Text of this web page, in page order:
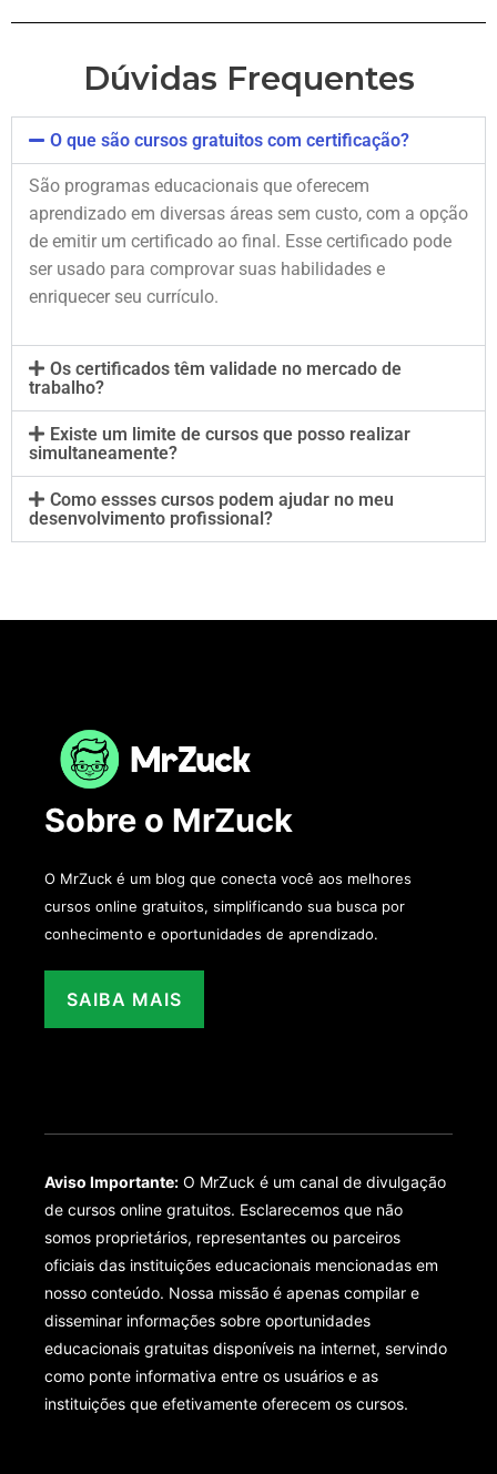
Dúvidas Frequentes
O que são cursos gratuitos com certificação?
São programas educacionais que oferecem
aprendizado em diversas áreas sem custo, com a opção
de emitir um certificado ao final. Esse certificado pode
ser usado para comprovar suas habilidades e
enriquecer seu currículo.
Os certificados têm validade no mercado de
trabalho?
Existe um limite de cursos que posso realizar
simultaneamente?
Como essses cursos podem ajudar no meu
desenvolvimento profissional?
Sobre o MrZuck
O MrZuck é um blog que conecta você aos melhores
cursos online gratuitos, simplificando sua busca por
conhecimento e oportunidades de aprendizado.
SAIBA MAIS
Aviso Importante: O MrZuck é um canal de divulgação
de cursos online gratuitos. Esclarecemos que não
somos proprietários, representantes ou parceiros
oficiais das instituições educacionais mencionadas em
nosso conteúdo. Nossa missão é apenas compilar e
disseminar informações sobre oportunidades
educacionais gratuitas disponíveis na internet, servindo
como ponte informativa entre os usuários e as
instituições que efetivamente oferecem os cursos.